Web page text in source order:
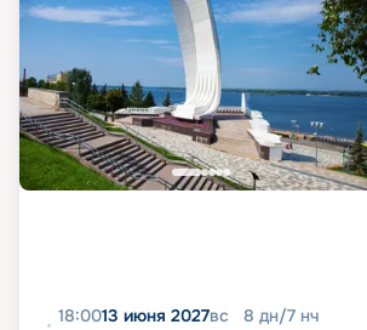
18:0013 июня 2027вс 8 дн/7 нч